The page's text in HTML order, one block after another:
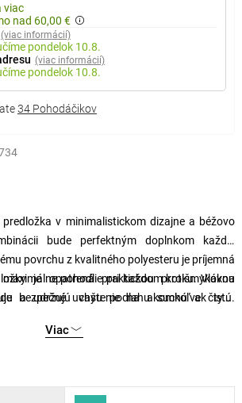
viac
nad 60,00 €
(viac informácií)
pondelok 10.8.
(viac informácií)
pondelok 10.8.
34 Pohodáčikov
v minimalistickom dizajne a béžovo
bude perfektným doplnkom každej
povrchu z kvalitného polyesteru je príjemná
pohodlie pri každom kroku. Vlákna
a udržujú vašu podlahu suchú a čistú.
je opatrená praktickou protišmykovou
bezpečné uchytenie na akomkoľvek type
ručné pranie a vyčistenie kefkou.
Viac